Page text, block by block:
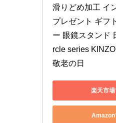
滑りどめ加工 イ
プレゼント ギフ
ー 眼鏡スタンド
rcle series
敬老の日
楽天市
Amazon